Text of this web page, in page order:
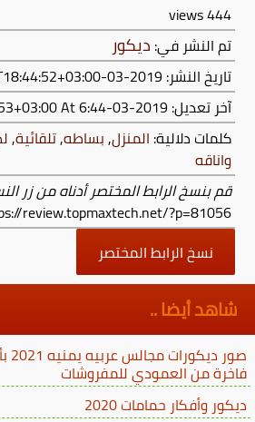
444
views
تم النشر في: ديكور
تاريخ النشر: 2019-03-29T18:44:52+03:00
آخر تعديل:2019-03-29T18:44:53+03:00
At 6:44 م
كلمات دلالية: المنزل,بساطه,تلقائية,
واناقه
قم بنسخ الرابط المختصر أدناه من زر
review.topmaxtech.net/?p=81056
نسخ الرابط المختصر
شاهد أيضا ..
فاخرة من العمودي للمفروشات
ديكور وأفكار حمامات 2020